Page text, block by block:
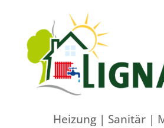
Heizung | Sanitär |